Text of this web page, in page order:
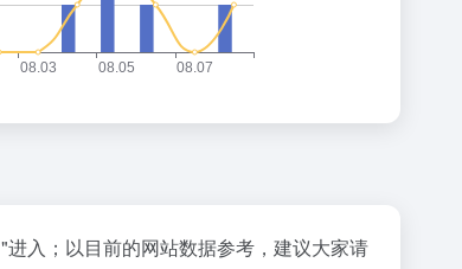
"进入；以目前的网站数据参考，建议大家请